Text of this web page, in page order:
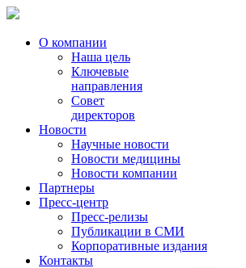
О компании
Наша цель
Ключевые
направления
Совет
директоров
Новости
Научные новости
Новости медицины
Новости компании
Партнеры
Пресс-центр
Пресс-релизы
Публикации в СМИ
Корпоративные издания
Контакты